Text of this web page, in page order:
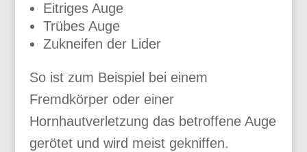
Eitriges Auge
Trübes Auge
Zukneifen der Lider
So ist zum Beispiel bei einem
Fremdkörper oder einer
Hornhautverletzung das betroffene Auge
gerötet und wird meist gekniffen.